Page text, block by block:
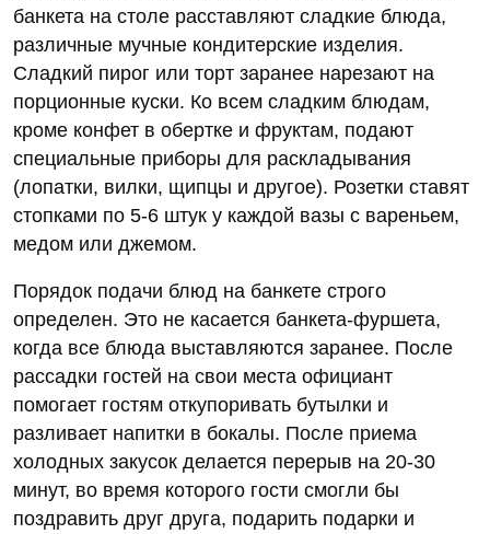
банкета на столе расставляют сладкие блюда,
различные мучные кондитерские изделия.
Сладкий пирог или торт заранее нарезают на
порционные куски. Ко всем сладким блюдам,
кроме конфет в обертке и фруктам, подают
специальные приборы для раскладывания
(лопатки, вилки, щипцы и другое). Розетки ставят
стопками по 5-6 штук у каждой вазы с вареньем,
медом или джемом.
Порядок подачи блюд на банкете строго
определен. Это не касается банкета-фуршета,
когда все блюда выставляются заранее. После
рассадки гостей на свои места официант
помогает гостям откупоривать бутылки и
разливает напитки в бокалы. После приема
холодных закусок делается перерыв на 20-30
минут, во время которого гости смогли бы
поздравить друг друга, подарить подарки и